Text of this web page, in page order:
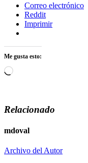
Correo electrónico
Reddit
Imprimir
Me gusta esto:
Cargando...
Relacionado
mdoval
Archivo del Autor